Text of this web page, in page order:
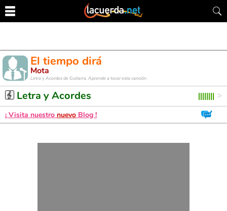
El tiempo dirá
Mota
Letra y Acordes de Guitarra. Aprende a tocar esta canción
Letra y Acordes
¡ Visita nuestro nuevo Blog !